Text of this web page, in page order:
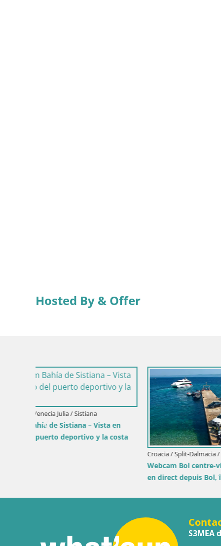
Hosted By & Offer
Webcam del puerto de ferris de Prizna –
Croacia /
Webcam
vivo
S3MEA